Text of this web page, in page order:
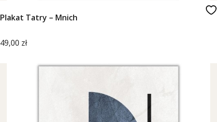
Plakat Tatry – Mnich
Cena
49,00 zł